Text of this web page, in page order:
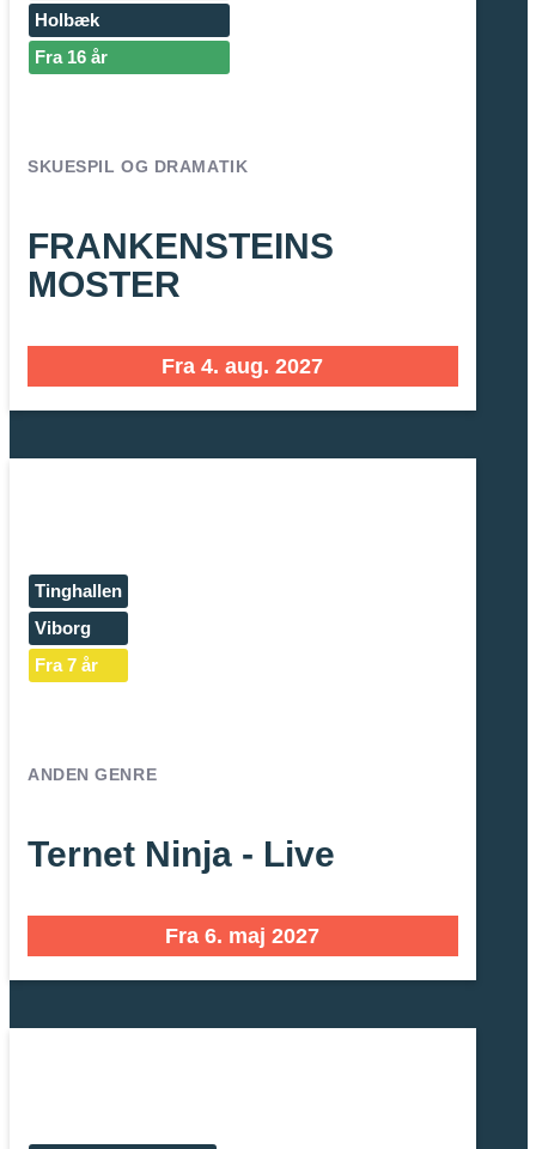
Holbæk
Fra 16 år
SKUESPIL OG DRAMATIK
FRANKENSTEINS
MOSTER
Fra 4. aug. 2027
Tinghallen
Viborg
Fra 7 år
ANDEN GENRE
Ternet Ninja - Live
Fra 6. maj 2027